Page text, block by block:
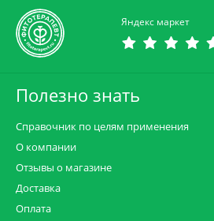
Яндекс маркет
Полезно знать
Справочник по целям применения
О компании
Отзывы о магазине
Доставка
Оплата